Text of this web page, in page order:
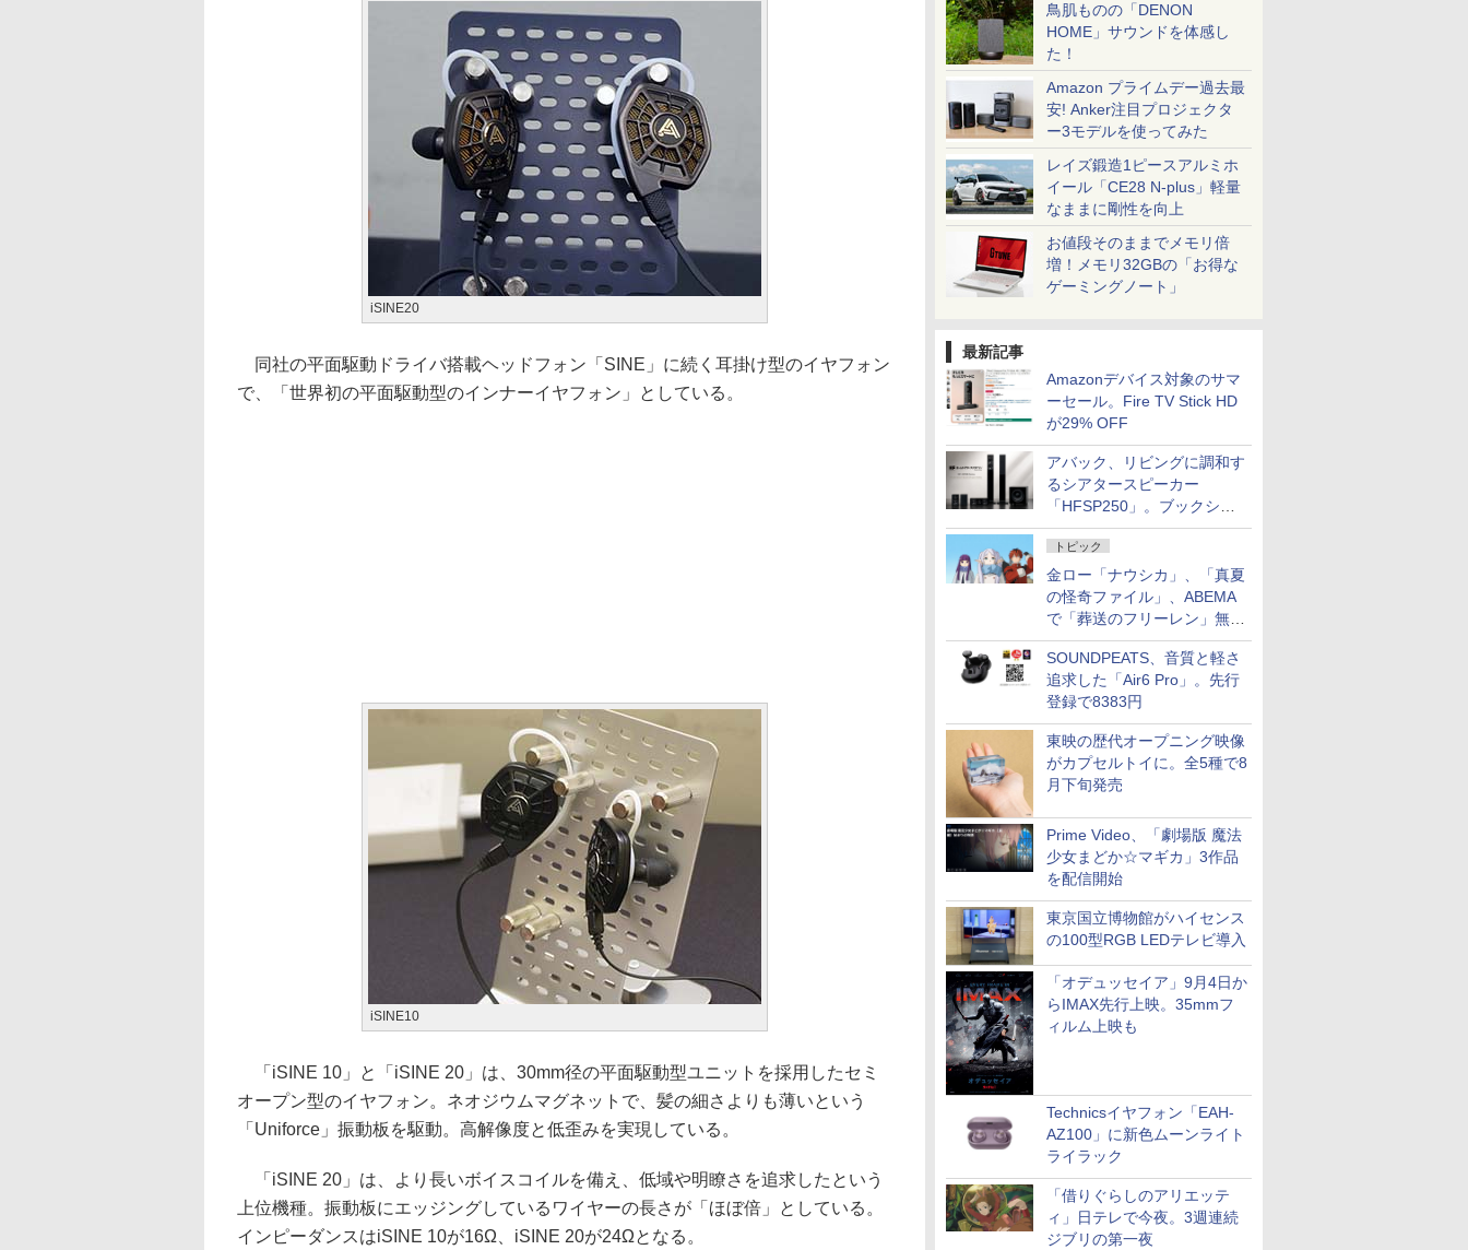
鳥肌ものの「DENON
HOME」サウンドを体感し
た！
Amazon プライムデー過去最
安! Anker注目プロジェクタ
ー3モデルを使ってみた
レイズ鍛造1ピースアルミホ
イール「CE28 N-plus」軽量
なままに剛性を向上
お値段そのままでメモリ倍
増！メモリ32GBの「お得な
ゲーミングノート」
最新記事
Amazonデバイス対象のサマ
ーセール。Fire TV Stick HD
が29% OFF
アバック、リビングに調和す
るシアタースピーカー
「HFSP250」。ブックシェ
ルフはペア3万円以下
トピック
金ロー「ナウシカ」、「真夏
の怪奇ファイル」、ABEMA
で「葬送のフリーレン」無料
配信など。夏の特番・配信情
報
SOUNDPEATS、音質と軽さ
追求した「Air6 Pro」。先行
登録で8383円
東映の歴代オープニング映像
がカプセルトイに。全5種で8
月下旬発売
Prime Video、「劇場版 魔法
少女まどか☆マギカ」3作品
を配信開始
東京国立博物館がハイセンス
の100型RGB LEDテレビ導入
「オデュッセイア」9月4日か
らIMAX先行上映。35mmフ
ィルム上映も
Technicsイヤフォン「EAH-
AZ100」に新色ムーンライト
ライラック
「借りぐらしのアリエッテ
ィ」日テレで今夜。3週連続
ジブリの第一夜
iSINE20
同社の平面駆動ドライバ搭載ヘッドフォン「SINE」に続く耳掛け型のイヤフォン
で、「世界初の平面駆動型のインナーイヤフォン」としている。
iSINE10
「iSINE 10」と「iSINE 20」は、30mm径の平面駆動型ユニットを採用したセミ
オープン型のイヤフォン。ネオジウムマグネットで、髪の細さよりも薄いという
「Uniforce」振動板を駆動。高解像度と低歪みを実現している。
「iSINE 20」は、より長いボイスコイルを備え、低域や明瞭さを追求したという
上位機種。振動板にエッジングしているワイヤーの長さが「ほぼ倍」としている。
インピーダンスはiSINE 10が16Ω、iSINE 20が24Ωとなる。